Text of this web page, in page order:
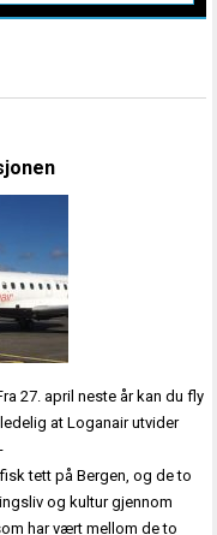
27. april neste år kan du fly
at Loganair utvider
tett på Bergen, og de to
og kultur gjennom
har vært mellom de to